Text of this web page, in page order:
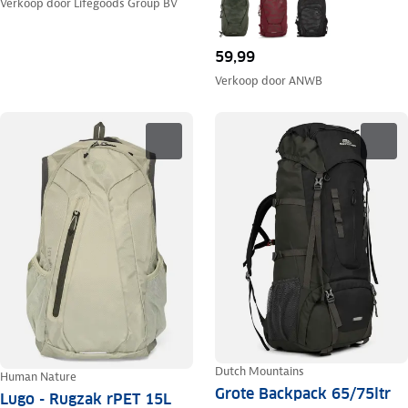
Verkoop door Lifegoods Group BV
59,99
Verkoop doorANWB
Human Nature
Lugo - Rugzak rPET 15L
Dutch Mountains
Grote Backpack 65/75ltr